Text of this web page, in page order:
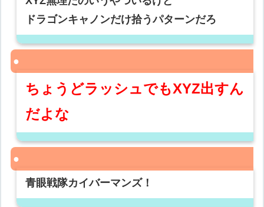
ドラゴンキャノンだけ拾うパターンだろ
ちょうどラッシュでもXYZ出すん
だよな
青眼戦隊カイバーマンズ！